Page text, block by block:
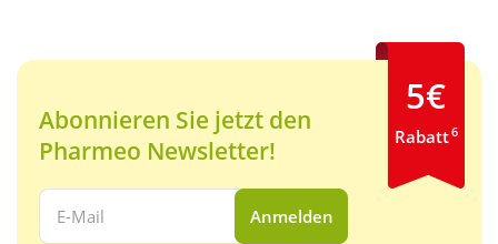
Abonnieren Sie jetzt den
Pharmeo Newsletter!
Ihre E-Mail Adresse:
Anmelden
5€
Rabatt6